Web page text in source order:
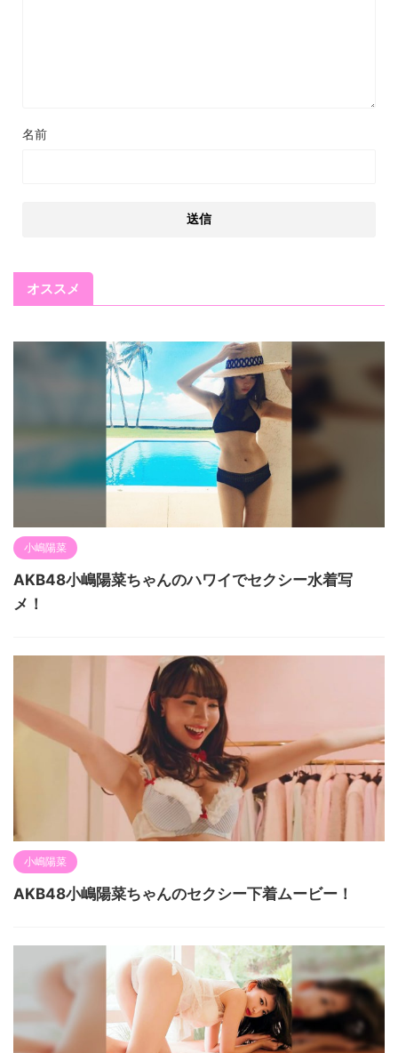
名前
オススメ
小嶋陽菜
AKB48小嶋陽菜ちゃんのハワイでセクシー水着写
メ！
小嶋陽菜
AKB48小嶋陽菜ちゃんのセクシー下着ムービー！